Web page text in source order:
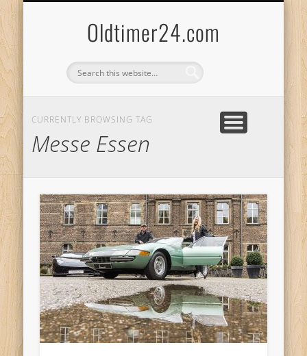
Oldtimer24.com
CURRENTLY BROWSING TAG
Messe Essen